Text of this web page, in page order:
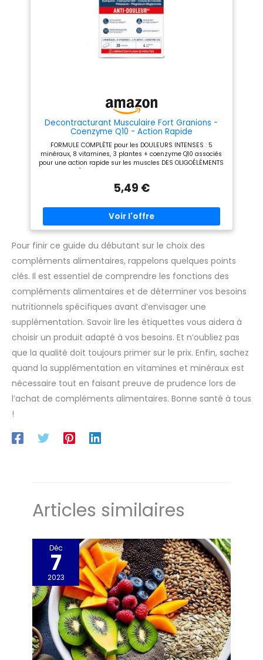
Decontracturant Musculaire Fort Granions -
Coenzyme Q10 - Action Rapide
FORMULE COMPLÈTE pour les DOULEURS INTENSES : 5
minéraux, 8 vitamines, 3 plantes + coenzyme Q10 associés
pour une action rapide sur les muscles DES OLIGOÉLÉMENTS
ESSENTIELS À L'ORGANISME : Magnesium et Potassium qui
antioxydants, piègent les radicaux libres libérés à l'effort.
- B1 - B6) participent à la production d'énergie et viennent
potentialiser les effets des oligoéléments. ET DES PLANTES :
Quinquina contribue à la transmission de l'infux nerveux,
Camomille apaise et favorise la relaxation, Vigne rouge
diminue les sensations de jambes lourdes MARQUE
FRANCAISE LEADER EN PHARMACIE : Laboratoire des
Granions, expert en oligothérapie depuis 1948. Gamme
complète de compléments alimentaires, de qualité
française, développées par nos experts.
5,49 €
Pour finir ce guide du débutant sur le choix des
compléments alimentaires, rappelons quelques points
clés. Il est essentiel de comprendre les fonctions des
compléments alimentaires et de déterminer vos besoins
nutritionnels spécifiques avant d’envisager une
supplémentation. Savoir lire les étiquettes vous aidera à
choisir un produit adapté à vos besoins. Et n’oubliez pas
que la qualité doit toujours primer sur le prix. Enfin, sachez
quand la supplémentation en vitamines et minéraux est
nécessaire tout en faisant preuve de prudence lors de
l’achat de compléments alimentaires. Bonne santé à tous
!
Articles similaires
Déc
7
2023